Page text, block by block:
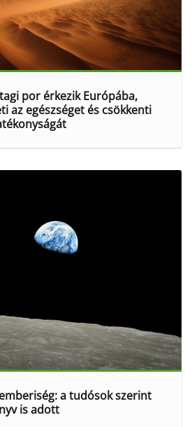
por érkezik Európába,
az egészséget és csökkenti
a tudósok szerint
is adott